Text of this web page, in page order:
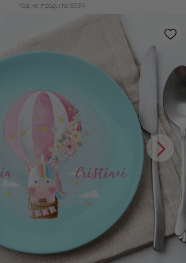
Код на продукта: 8584